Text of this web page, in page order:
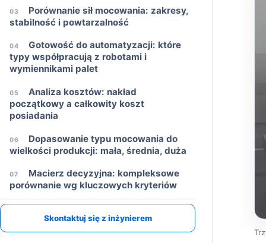
03
Porównanie sił mocowania: zakresy,
stabilność i powtarzalność
04
Gotowość do automatyzacji: które
typy współpracują z robotami i
wymiennikami palet
05
Analiza kosztów: nakład
początkowy a całkowity koszt
posiadania
06
Dopasowanie typu mocowania do
wielkości produkcji: mała, średnia, duża
07
Macierz decyzyjna: kompleksowe
porównanie wg kluczowych kryteriów
WSPARCIE PROJEKTU
Omów projekt mocowania lub automatyzacji
Podaj typ maszyny, materiał detalu i docelowy czas przezbrojenia.
Skontaktuj się z inżynierem